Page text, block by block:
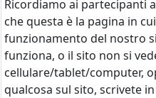
Ricordiamo ai partecipanti
che questa è la pagina in
funzionamento del nostro
funziona, o il sito non si
cellulare/tablet/computer,
qualcosa sul sito, scrivete